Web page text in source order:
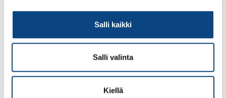
Salli kaikki
Salli valinta
KielläE.T. Listat, kattolista
15x18x3600 saunasuoja